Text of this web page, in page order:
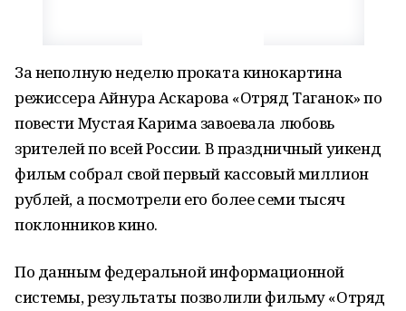
За неполную неделю проката кинокартина
режиссера Айнура Аскарова «Отряд Таганок» по
повести Мустая Карима завоевала любовь
зрителей по всей России. В праздничный уикенд
фильм собрал свой первый кассовый миллион
рублей, а посмотрели его более семи тысяч
поклонников кино.
По данным федеральной информационной
системы, результаты позволили фильму «Отряд